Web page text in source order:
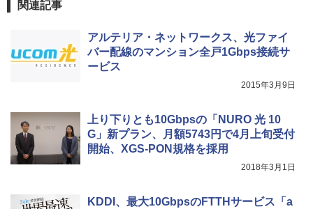
関連記事
アルテリア・ネットワークス、光ファイ
バー配線のマンション全戸1Gbps接続サ
ービス
2015年3月9日
上り下りとも10Gbpsの「NURO 光 10
G」新プラン、月額5743円で4月上旬受付
開始、XGS-PON規格を採用
2018年3月1日
KDDI、最大10GbpsのFTTHサービス「a